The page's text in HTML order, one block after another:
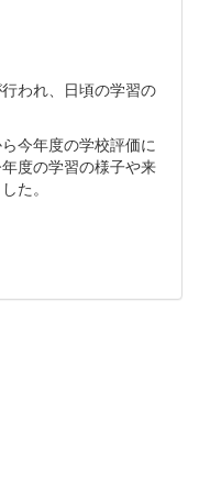
われ、日頃の学習の
今年度の学校評価に
度の学習の様子や来
た。